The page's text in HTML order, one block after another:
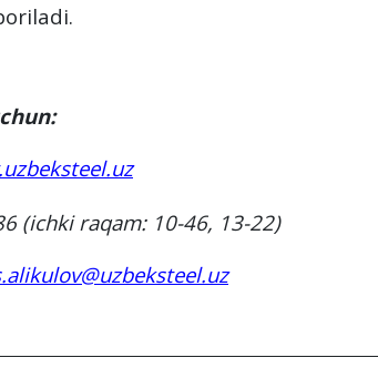
(ichki raqam: 10-46, 13-22)